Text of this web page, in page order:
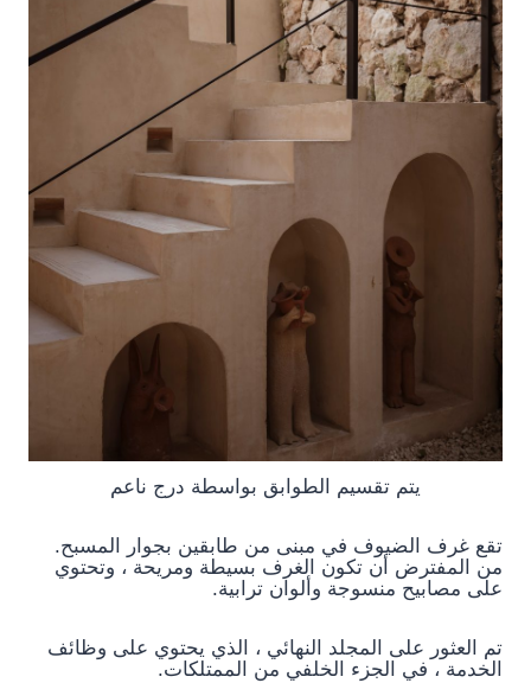
يتم تقسيم الطوابق بواسطة درج ناعم
تقع غرف الضيوف في مبنى من طابقين بجوار المسبح.
من المفترض أن تكون الغرف بسيطة ومريحة ، وتحتوي
على مصابيح منسوجة وألوان ترابية.
تم العثور على المجلد النهائي ، الذي يحتوي على وظائف
الخدمة ، في الجزء الخلفي من الممتلكات.